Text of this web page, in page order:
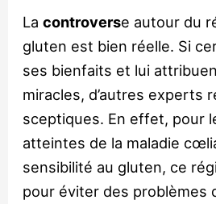
Lacontroverse autour du
gluten est bien réelle. Si
ses bienfaits et lui
miracles, d’autres experts
sceptiques. En effet, pour
atteintes de la maladie
sensibilité au gluten, ce
pour éviter des problèmes